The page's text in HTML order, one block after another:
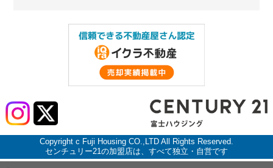
Copyright c Fuji Housing CO.,LTD All Rights Reserved.
センチュリー21の加盟店は、すべて独立・自営です